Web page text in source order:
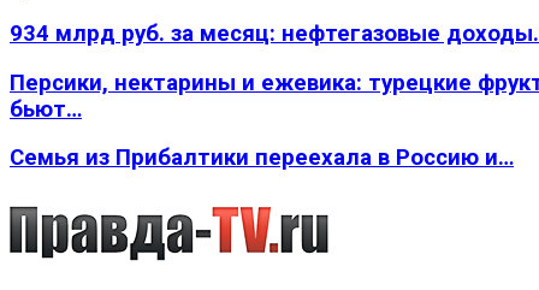
934 млрд руб. за месяц: нефтегазовые
Персики, нектарины и ежевика: турецкие
бьют…
Семья из Прибалтики переехала в Россию и…